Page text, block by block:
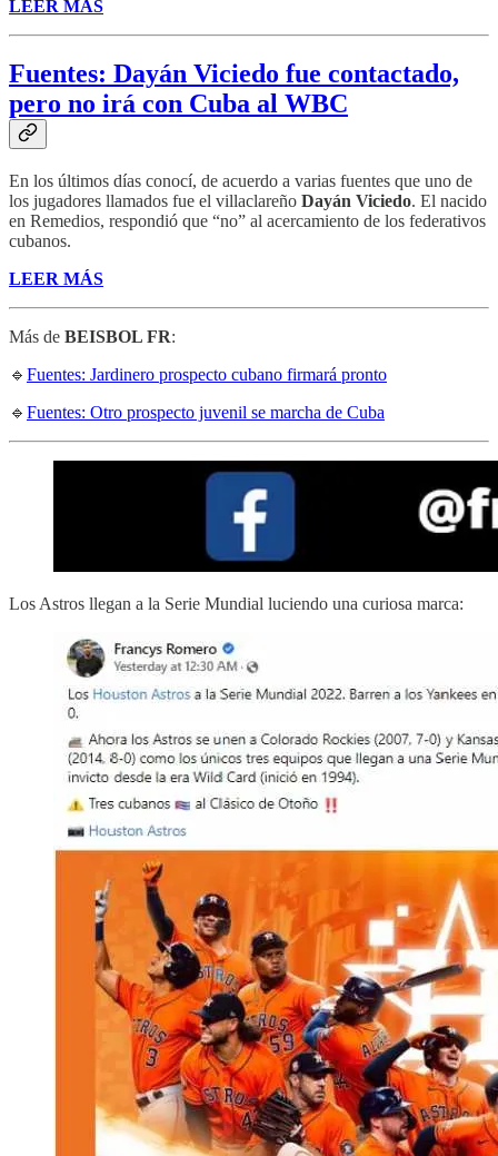
LEER MÁS
Fuentes: Dayán Viciedo fue contactado,
pero no irá con Cuba al WBC
En los últimos días conocí, de acuerdo a varias fuentes que uno de
los jugadores llamados fue el villaclareño Dayán Viciedo. El nacido
en Remedios, respondió que “no” al acercamiento de los federativos
cubanos.
LEER MÁS
Más de BEISBOL FR:
🔹 Fuentes: Jardinero prospecto cubano firmará pronto
🔹 Fuentes: Otro prospecto juvenil se marcha de Cuba
Los Astros llegan a la Serie Mundial luciendo una curiosa marca: